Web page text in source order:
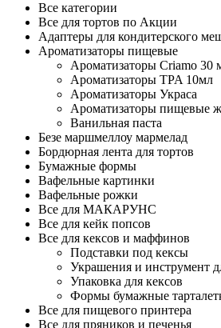
Все категории
Все для тортов по Акции
Адаптеры для кондитерского
Ароматизаторы пищевые
Ароматизаторы Criamo 30
Ароматизаторы TPA 10мл
Ароматизаторы Украса
Ароматизаторы пищевые
Ванильная паста
Безе маршмеллоу мармелад
Бордюрная лента для тортов
Бумажные формы
Вафельные картинки
Вафельные рожки
Все для МАКАРУНС
Все для кейк попсов
Все для кексов и маффинов
Подставки под кексы
Украшения и инструмент
Упаковка для кексов
Формы бумажные
Все для пищевого принтера
Все для пряников и печенья